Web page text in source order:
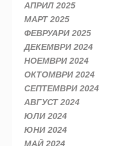
АПРИЛ 2025
МАРТ 2025
ФЕВРУАРИ 2025
ДЕКЕМВРИ 2024
НОЕМВРИ 2024
ОКТОМВРИ 2024
СЕПТЕМВРИ 2024
АВГУСТ 2024
ЮЛИ 2024
ЮНИ 2024
МАЙ 2024